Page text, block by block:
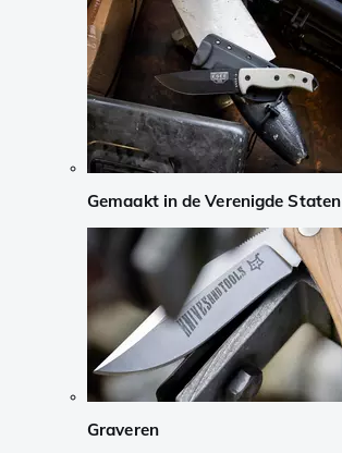
Gemaakt in de Verenigde Staten
Graveren